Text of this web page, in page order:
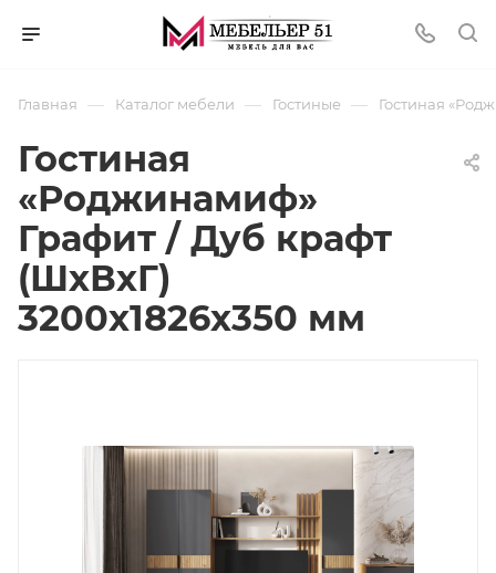
Главная — Каталог мебели — Гостиные — Гостиная
Гостиная
«Роджинамиф»
Графит / Дуб крафт
(ШхВхГ)
3200х1826х350 мм